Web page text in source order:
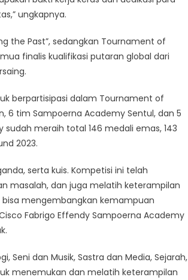
ungkapnya.
the Past”, sedangkan Tournament of
finalis kualifikasi putaran global dari
berpartisipasi dalam Tournament of
6 tim Sampoerna Academy Sentul, dan 5
sudah meraih total 146 medali emas, 143
2023.
serta kuis. Kompetisi ini telah
masalah, dan juga melatih keterampilan
mengembangkan kemampuan
Fabrigo Effendy Sampoerna Academy
Seni dan Musik, Sastra dan Media, Sejarah,
menemukan dan melatih keterampilan